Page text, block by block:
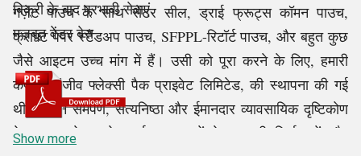
गज़ेट पाउच के साथ सेंटर सील, ड्राई फ्रूट्स कॉमन पाउच,
क्राफ्ट पेपर स्टैंडअप पाउच, SFPPL-रिटॉर्ट पाउच, और बहुत कुछ
जैसे आइटम उच्च मांग में हैं। उसी को पूरा करने के लिए, हमारी
कंपनी, संजीव फ्लेक्सी पैक प्राइवेट लिमिटेड, की स्थापना की गई
थी। अपने समर्पण, सत्यनिष्ठा और ईमानदार व्यावसायिक दृष्टिकोण
के माध्यम से, हमने उपर्युक्त वस्तुओं के अग्रणी निर्माताओं और
बिक्री के बाद प्रभावी सेवाएं
मज़बूत वेंडर बेस
Show more